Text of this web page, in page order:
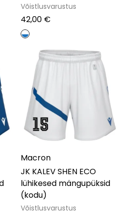
Võistlusvarustus
42,00 €
Macron
JK KALEV SHEN ECO
lühikesed mängupüksid
(kodu)
Võistlusvarustus